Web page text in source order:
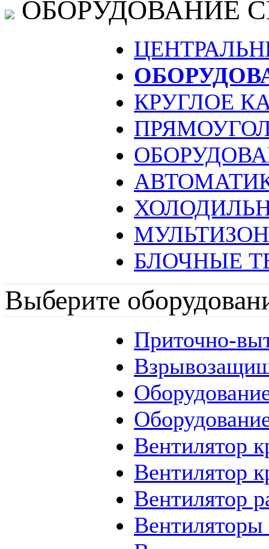
ОБОРУДОВАНИЕ
КРУГЛОЕ
БЛОЧНЫЕ
Выберите
Приточно-
Вентилятор
Вентилятор
Вентилятор